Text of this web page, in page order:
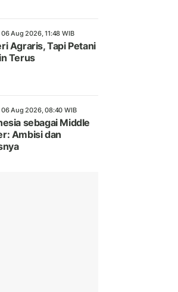
06 Aug 2026, 11:48 WIB
Agraris, Tapi Petani
Terus
06 Aug 2026, 08:40 WIB
sebagai Middle
Ambisi dan